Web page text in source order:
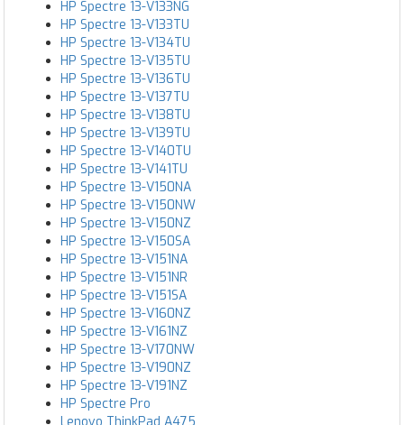
HP Spectre 13-V133NG
HP Spectre 13-V133TU
HP Spectre 13-V134TU
HP Spectre 13-V135TU
HP Spectre 13-V136TU
HP Spectre 13-V137TU
HP Spectre 13-V138TU
HP Spectre 13-V139TU
HP Spectre 13-V140TU
HP Spectre 13-V141TU
HP Spectre 13-V150NA
HP Spectre 13-V150NW
HP Spectre 13-V150NZ
HP Spectre 13-V150SA
HP Spectre 13-V151NA
HP Spectre 13-V151NR
HP Spectre 13-V151SA
HP Spectre 13-V160NZ
HP Spectre 13-V161NZ
HP Spectre 13-V170NW
HP Spectre 13-V190NZ
HP Spectre 13-V191NZ
HP Spectre Pro
Lenovo ThinkPad A475